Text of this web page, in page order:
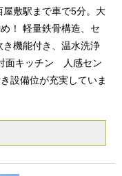
敷駅まで車で5分。大
！ 軽量鉄骨構造、セ
機能付き、温水洗浄
面キッチン 人感セン
設備位が充実していま